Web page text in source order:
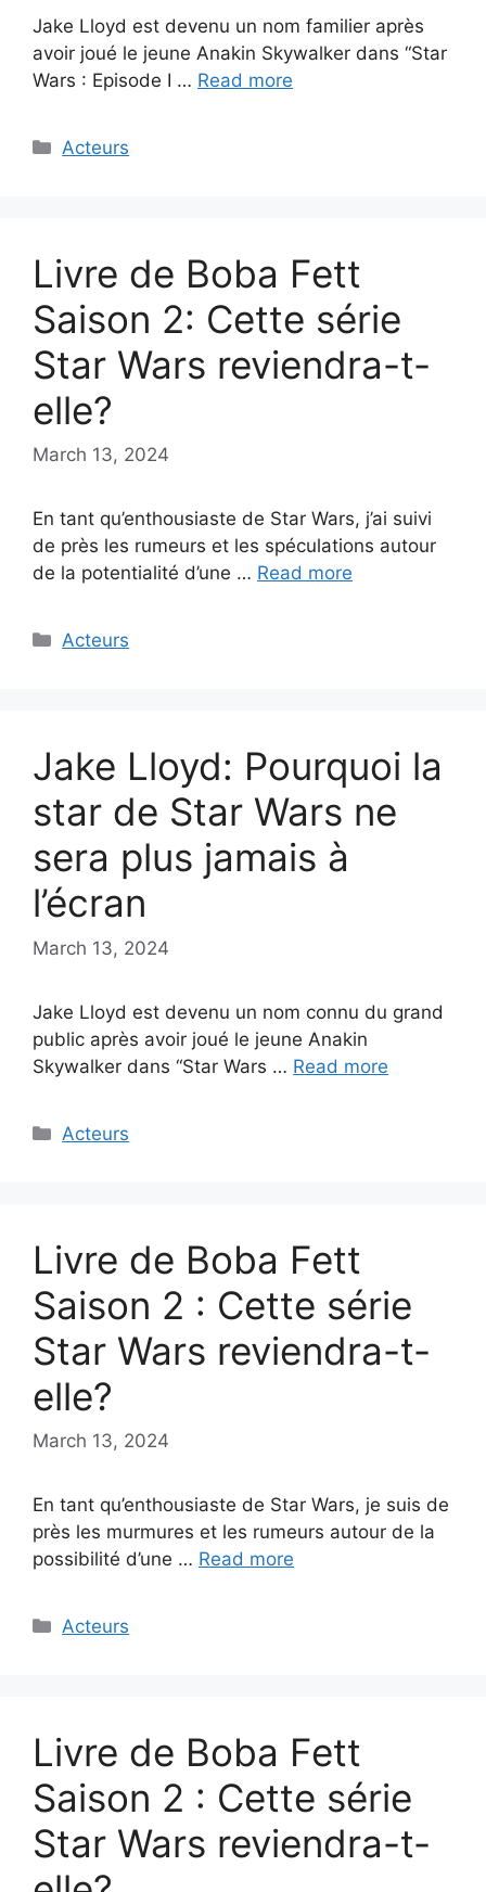
Jake Lloyd est devenu un nom familier après
avoir joué le jeune Anakin Skywalker dans “Star
Wars : Episode I … Read more
Categories
Acteurs
Livre de Boba Fett
Saison 2: Cette série
Star Wars reviendra-t-
elle?
March 13, 2024
En tant qu’enthousiaste de Star Wars, j’ai suivi
de près les rumeurs et les spéculations autour
de la potentialité d’une … Read more
Categories
Acteurs
Jake Lloyd: Pourquoi la
star de Star Wars ne
sera plus jamais à
l’écran
March 13, 2024
Jake Lloyd est devenu un nom connu du grand
public après avoir joué le jeune Anakin
Skywalker dans “Star Wars … Read more
Categories
Acteurs
Livre de Boba Fett
Saison 2 : Cette série
Star Wars reviendra-t-
elle?
March 13, 2024
En tant qu’enthousiaste de Star Wars, je suis de
près les murmures et les rumeurs autour de la
possibilité d’une … Read more
Categories
Acteurs
Livre de Boba Fett
Saison 2 : Cette série
Star Wars reviendra-t-